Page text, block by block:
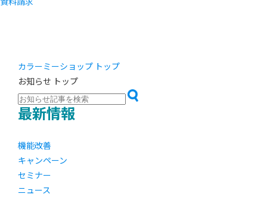
カラーミーショップ トップ
お知らせ トップ
最新情報
機能改善
キャンペーン
セミナー
ニュース